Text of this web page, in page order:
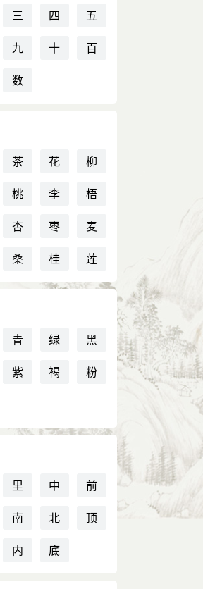
三 四
五
九 十
百
数
茶 花
柳
桃 李
梧
杏 枣
麦
桑 桂 莲
青 绿
黑
紫 褐
粉
里 中
前
南 北
顶
内 底